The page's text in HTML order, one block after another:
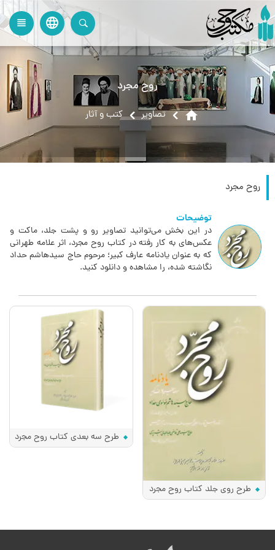
language
view_headline
روح مجرد
home تصاویر کتب و آثار
روح مجرد
توضیحات
در این بخش می‌توانید تصاویر رو و پشت جلد، ماکت و
عکس‌های به کار رفته در کتاب روح مجرد، اثر علامه طهرانی
که به عنوان یادنامه عارف کبیر؛ مرحوم حاج سید‌هاشم حداد
نگاشته شده، را مشاهده و دانلود کنید.
طرح روی جلد کتاب روح مجرد
طرح سه بعدی کتاب روح مجرد